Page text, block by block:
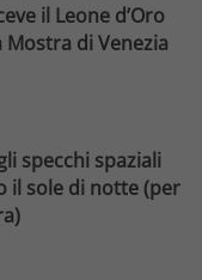
il Leone d’Oro
di Venezia
specchi spaziali
il sole di notte (per